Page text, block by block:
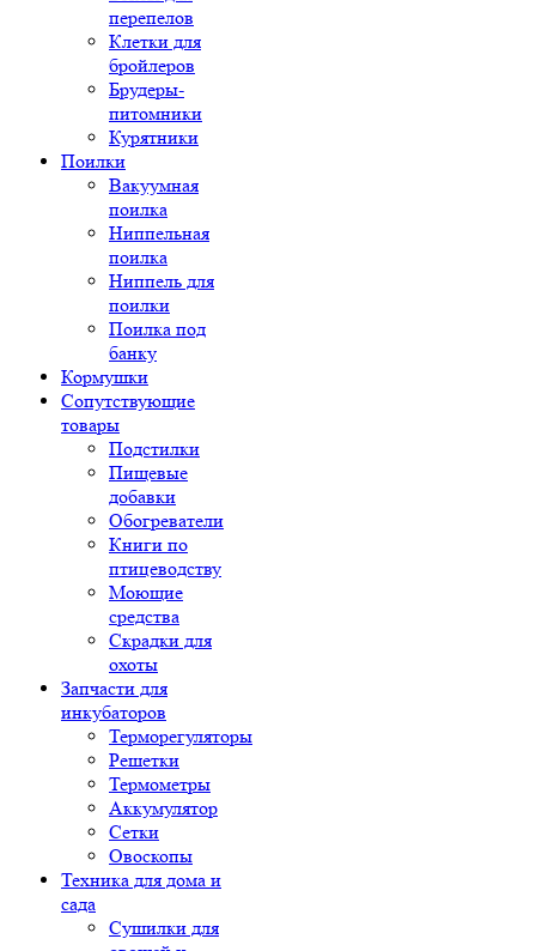
перепелов
Клетки для
бройлеров
Брудеры-
питомники
Курятники
Поилки
Вакуумная
поилка
Ниппельная
поилка
Ниппель для
поилки
Поилка под
банку
Кормушки
Сопутствующие
товары
Подстилки
Пищевые
добавки
Обогреватели
Книги по
птицеводству
Моющие
средства
Скрадки для
охоты
Запчасти для
инкубаторов
Терморегуляторы
Решетки
Термометры
Аккумулятор
Сетки
Овоскопы
Техника для дома и
сада
Сушилки для